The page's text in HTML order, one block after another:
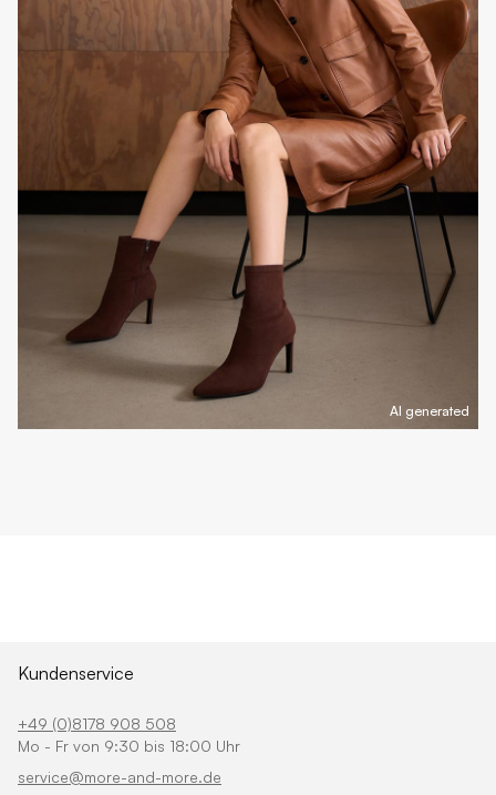
AI generated
Kundenservice
+49 (0)8178 908 508
Mo - Fr von 9:30 bis 18:00 Uhr
service@more-and-more.de